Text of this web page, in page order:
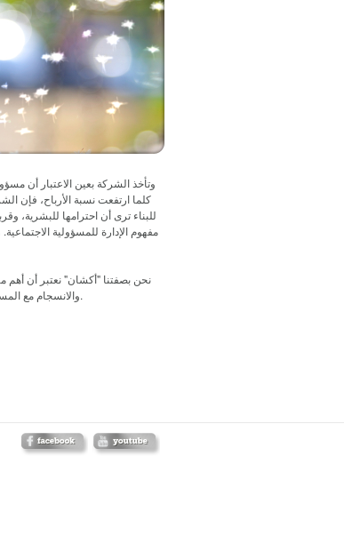
وتأخذ الشركة بعين الاعتبار أن
كلما ارتفعت نسبة الأرباح، فإن
للبناء ترى أن احترامها للبشرية،
مفهوم الإدارة للمسؤولية
نحن بصفتنا "أكشان" نعتبر أن أهم
والانسجام مع المساهمين بالشركة، وموظفينا، وأصحاب المصالح، والمؤسسات العامة، والمجتمعات المدنية، والمؤسسات التعليمية.